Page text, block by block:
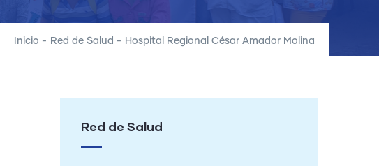
Inicio - Red de Salud - Hospital Regional César Amador Molina
Red de Salud